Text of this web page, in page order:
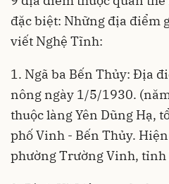
đặc biệt: Những địa điểm
viết Nghệ Tĩnh:
1. Ngã ba Bến Thủy: Địa
nông ngày 1/5/1930.
thuộc làng Yên Dũng Hạ,
phố Vinh - Bến Thủy.
phường Trường Vinh, tỉnh